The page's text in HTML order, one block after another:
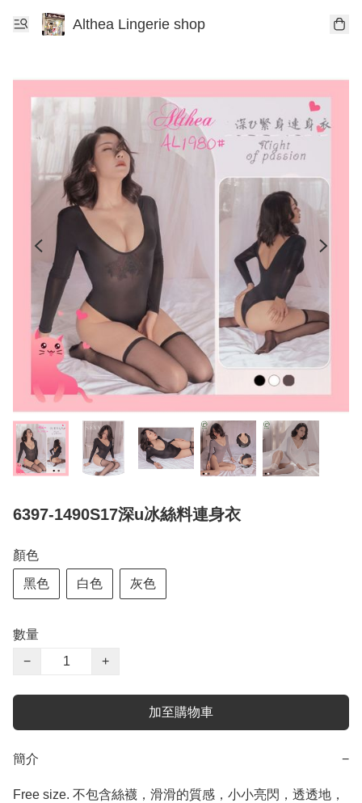
Althea Lingerie shop
6397-1490S17深u冰絲料連身衣
顏色
黑色 白色 灰色
數量
−
+
加至購物車
簡介 −
Free size. 不包含絲襪，滑滑的質感，小小亮閃，透透地，